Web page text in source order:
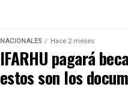
NACIONALES Hace 2 meses
IFARHU pagará
estos son los